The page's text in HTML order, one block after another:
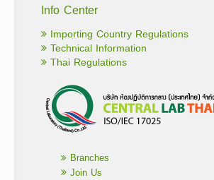
Info Center
Importing Country Regulations
Technical Information
Thai Regulations
Branches
Join Us